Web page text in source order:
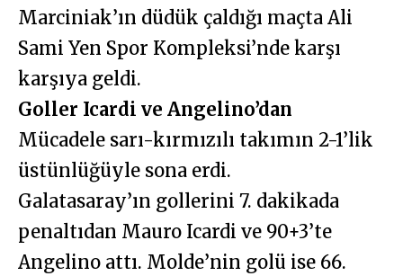
Marciniak’ın düdük çaldığı maçta Ali
Sami Yen Spor Kompleksi’nde karşı
karşıya geldi.
Goller Icardi ve Angelino’dan
Mücadele sarı-kırmızılı takımın 2-1’lik
üstünlüğüyle sona erdi.
Galatasaray’ın gollerini 7. dakikada
penaltıdan Mauro Icardi ve 90+3’te
Angelino attı. Molde’nin golü ise 66.